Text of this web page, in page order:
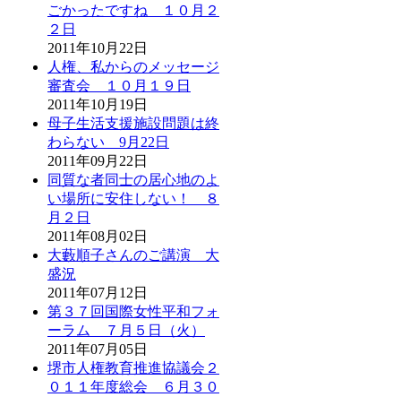
ごかったですね １０月２
２日
2011年10月22日
人権、私からのメッセージ
審査会 １０月１９日
2011年10月19日
母子生活支援施設問題は終
わらない 9月22日
2011年09月22日
同質な者同士の居心地のよ
い場所に安住しない！ ８
月２日
2011年08月02日
大藪順子さんのご講演 大
盛況
2011年07月12日
第３７回国際女性平和フォ
ーラム ７月５日（火）
2011年07月05日
堺市人権教育推進協議会２
０１１年度総会 ６月３０